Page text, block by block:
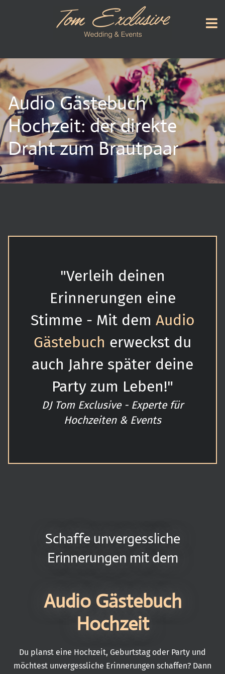
Audio Gästebuch
Hochzeit: der direkte
Draht zum Brautpaar
"Verleih deinen
Erinnerungen eine
Stimme - Mit dem Audio
Gästebuch erweckst du
auch Jahre später deine
Party zum Leben!"
DJ Tom Exclusive - Experte für
Hochzeiten & Events
Schaffe unvergessliche
Erinnerungen mit dem
Audio Gästebuch
Hochzeit
Du planst eine Hochzeit, Geburtstag oder Party und
möchtest unvergessliche Erinnerungen schaffen? Dann